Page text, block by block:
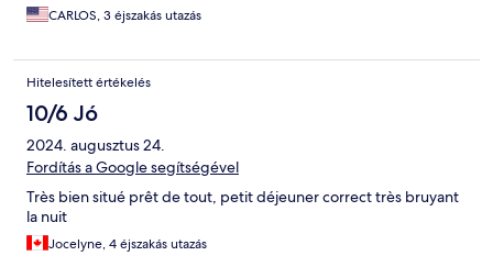
CARLOS, 3 éjszakás utazás
Hitelesített értékelés
10/6 Jó
2024. augusztus 24.
Fordítás a Google segítségével
Très bien situé prêt de tout, petit déjeuner correct très bruyant
la nuit
Jocelyne, 4 éjszakás utazás